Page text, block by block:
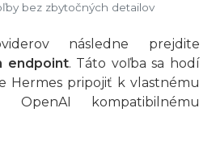
bez zbytočných detailov
následne prejdite
endpoint. Táto voľba sa hodí
Hermes pripojiť k vlastnému
OpenAI kompatibilnému